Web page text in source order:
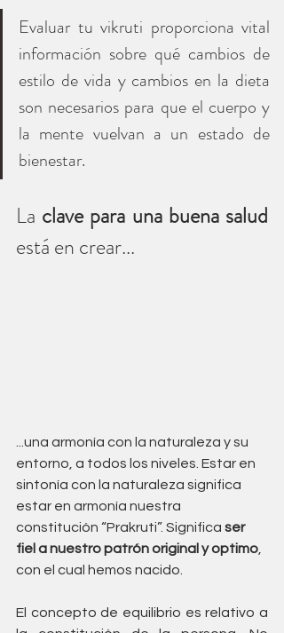
Evaluar tu vikruti proporciona vital
información sobre qué cambios de
estilo de vida y cambios en la dieta
son necesarios para que el cuerpo y
la mente vuelvan a un estado de
bienestar.
La clave para una buena salud
está en crear...
...una armonía con la naturaleza y su
entorno, a todos los niveles. Estar en
sintonía con la naturaleza significa
estar en armonía nuestra
constitución “Prakruti”. Significa ser
fiel a nuestro patrón original y optimo
con el cual hemos nacido.
El concepto de equilibrio es relativo a